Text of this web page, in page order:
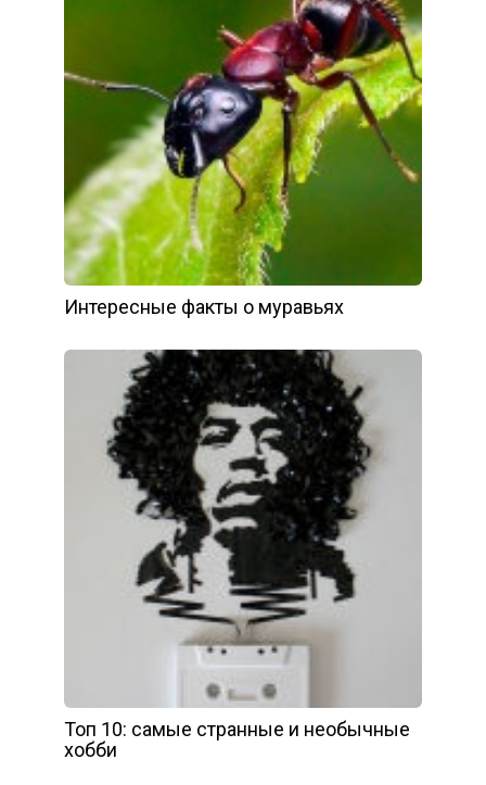
Интересные факты о муравьях
Топ 10: самые странные и необычные
хобби